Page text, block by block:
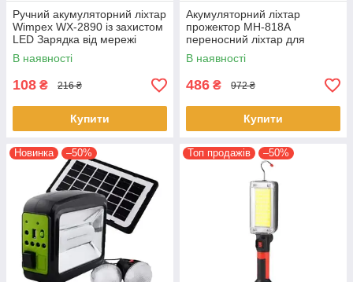
Ручний акумуляторний ліхтар
Wimpex WX-2890 із захистом
LED Зарядка від мережі
Чорний / Червоний
В наявності
108 ₴ 216 ₴
Купити
Акумуляторний ліхтар
прожектор МН-818А
переносний ліхтар для
охорони
В наявності
486 ₴ 972 ₴
Купити
Новинка –50% Топ продажів –50%